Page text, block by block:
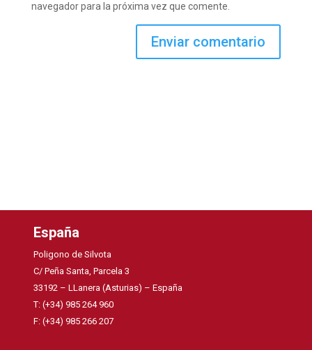
navegador para la próxima vez que comente.
España
Poligono de Silvota
C/ Peña Santa, Parcela 3
33192 – LLanera (Asturias) – España
T: (+34) 985 264 960
F: (+34) 985 266 207